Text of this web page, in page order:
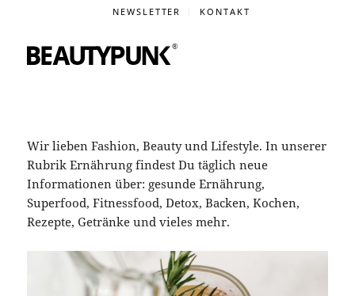
NEWSLETTER KONTAKT
Wir lieben Fashion, Beauty und Lifestyle. In unserer
Rubrik Ernährung findest Du täglich neue
Informationen über: gesunde Ernährung,
Superfood, Fitnessfood, Detox, Backen, Kochen,
Rezepte, Getränke und vieles mehr.